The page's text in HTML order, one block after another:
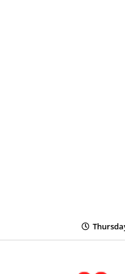
B-Tech (कृषि अभियांत्रिकी) एवं B-Tech-